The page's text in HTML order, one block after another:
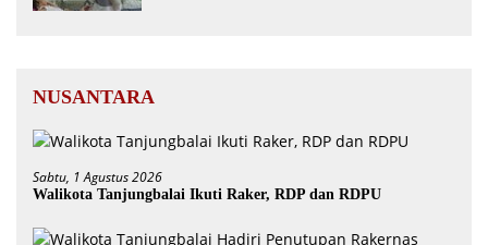
NUSANTARA
Sabtu, 1 Agustus 2026
Walikota Tanjungbalai Ikuti Raker, RDP dan RDPU